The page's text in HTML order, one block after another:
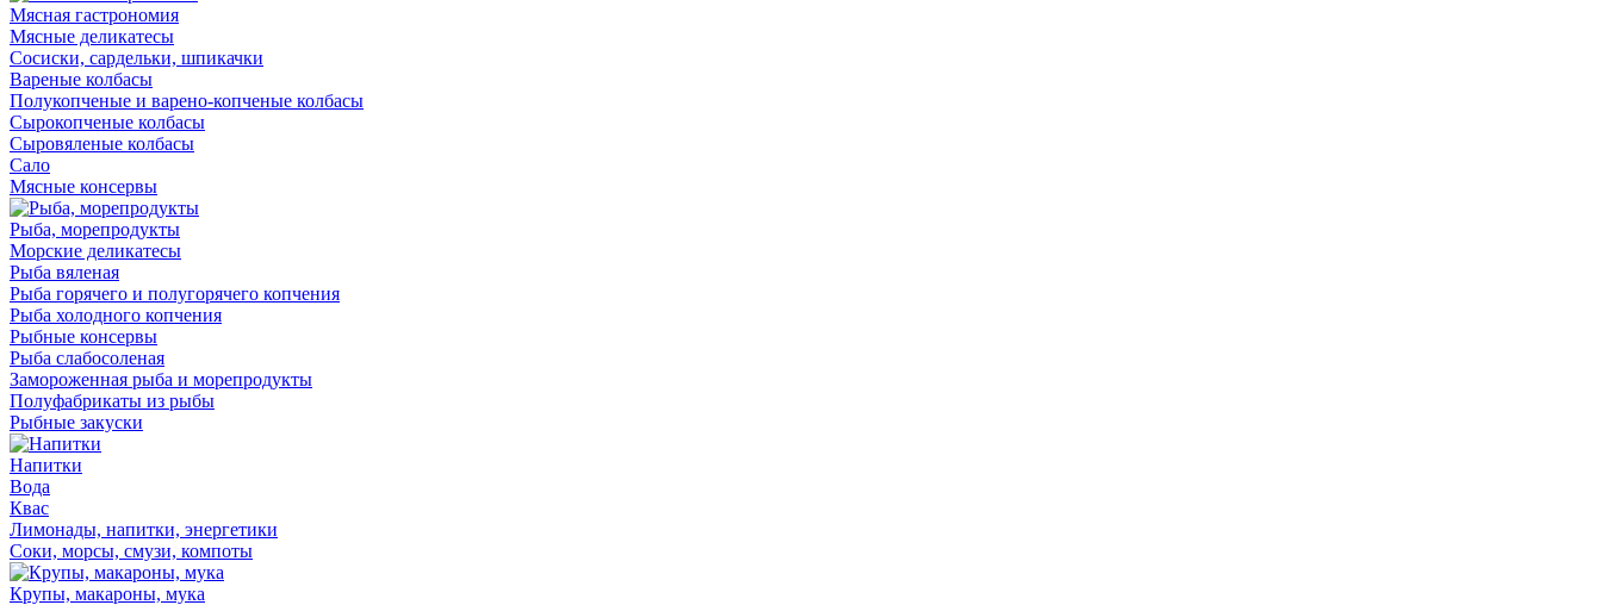
Мясная гастрономия
Мясные деликатесы
Сосиски, сардельки, шпикачки
Вареные колбасы
Полукопченые и варено-копченые колбасы
Сырокопченые колбасы
Сыровяленые колбасы
Сало
Мясные консервы
Рыба, морепродукты
Морские деликатесы
Рыба вяленая
Рыба горячего и полугорячего копчения
Рыба холодного копчения
Рыбные консервы
Рыба слабосоленая
Замороженная рыба и морепродукты
Полуфабрикаты из рыбы
Рыбные закуски
Напитки
Вода
Квас
Лимонады, напитки, энергетики
Соки, морсы, смузи, компоты
Крупы, макароны, мука